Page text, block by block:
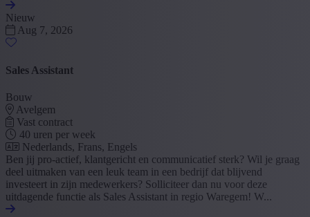
Nieuw
Aug 7, 2026
Sales Assistant
Bouw
Avelgem
Vast contract
40 uren per week
Nederlands, Frans, Engels
Ben jij pro-actief, klantgericht en communicatief sterk? Wil je graag
deel uitmaken van een leuk team in een bedrijf dat blijvend
investeert in zijn medewerkers? Solliciteer dan nu voor deze
uitdagende functie als Sales Assistant in regio Waregem! W...